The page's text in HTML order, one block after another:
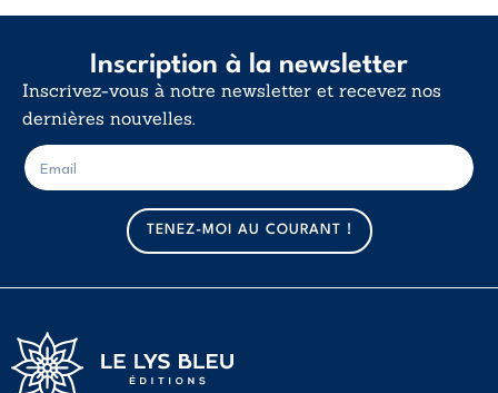
Inscription à la newsletter
Inscrivez-vous à notre newsletter et recevez nos
dernières nouvelles.
m
a
i
l
E
-
m
TENEZ-MOI AU COURANT !